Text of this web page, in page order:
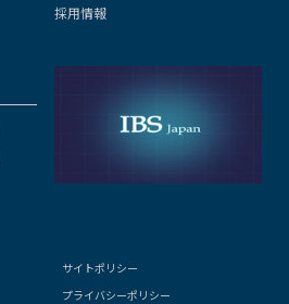
採用情報
サイトポリシー
プライバシーポリシー